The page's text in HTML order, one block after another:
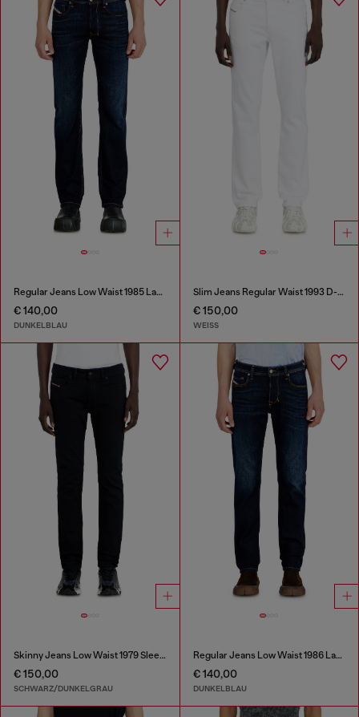
Regular Jeans Low Waist 1985 Larkee
€ 140,00
DUNKELBLAU
Slim Jeans Regular Waist 1993 D-Vyl
€ 150,00
WEISS
Skinny Jeans Low Waist 1979 Sleenker
€ 150,00
SCHWARZ/DUNKELGRAU
Regular Jeans Low Waist 1986 Larkee-Beex
€ 140,00
DUNKELBLAU